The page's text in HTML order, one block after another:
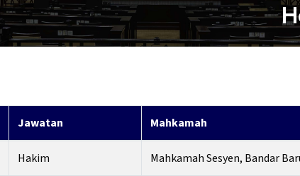
Jawatan Mahkamah
Hakim Mahkamah Sesyen, Bandar